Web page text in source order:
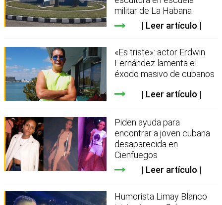
militar de La Habana
Leer artículo
«Es triste»: actor Erdwin
Fernández lamenta el
éxodo masivo de cubanos
Leer artículo
Piden ayuda para
encontrar a joven cubana
desaparecida en
Cienfuegos
Leer artículo
Humorista Limay Blanco